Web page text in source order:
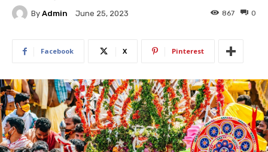
By Admin June 25, 2023 0
867
Facebook X Pinterest